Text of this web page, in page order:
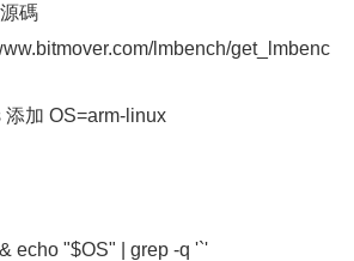
碼
lmbench/get_lmbenc
添加 OS=arm-linux
echo "$OS" | grep -q '`'